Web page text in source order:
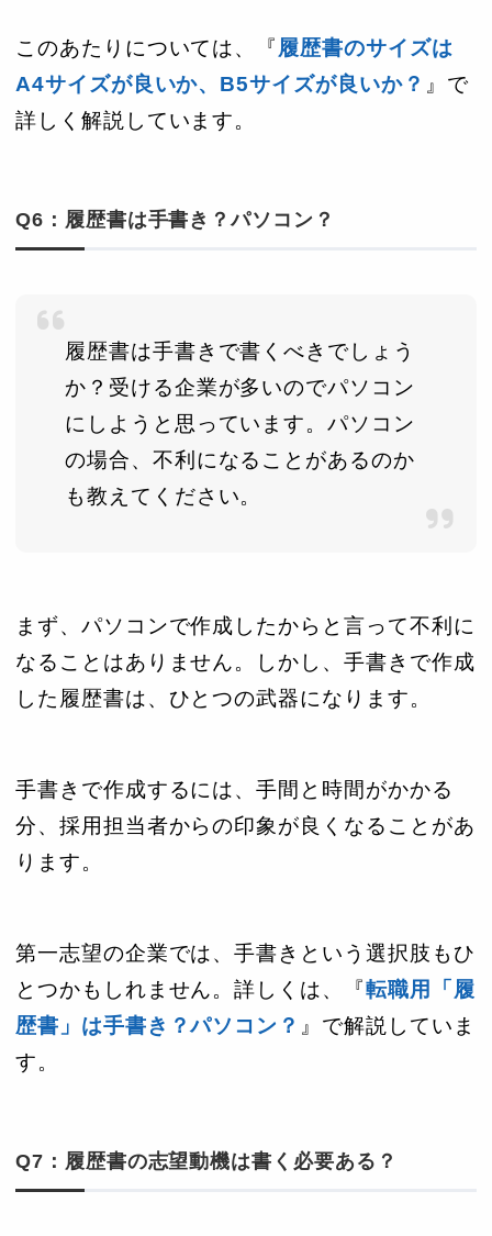
このあたりについては、『 履歴書のサイズは
A4サイズが良いか、B5サイズが良いか？ 』で
詳しく解説しています。
Q6：履歴書は手書き？パソコン？
履歴書は手書きで書くべきでしょう
か？受ける企業が多いのでパソコン
にしようと思っています。パソコン
の場合、不利になることがあるのか
も教えてください。
まず、パソコンで作成したからと言って不利に
なることはありません。しかし、手書きで作成
した履歴書は、ひとつの武器になります。
手書きで作成するには、手間と時間がかかる
分、採用担当者からの印象が良くなることがあ
ります。
第一志望の企業では、手書きという選択肢もひ
とつかもしれません。詳しくは、『転職用「履
歴書」は手書き？パソコン？ 』で解説していま
す。
Q7：履歴書の志望動機は書く必要ある？